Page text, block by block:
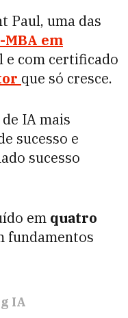
Paul, uma das
MBA em
com certificado
que só cresce.
IA mais
sucesso e
sucesso
em quatro
fundamentos
IA